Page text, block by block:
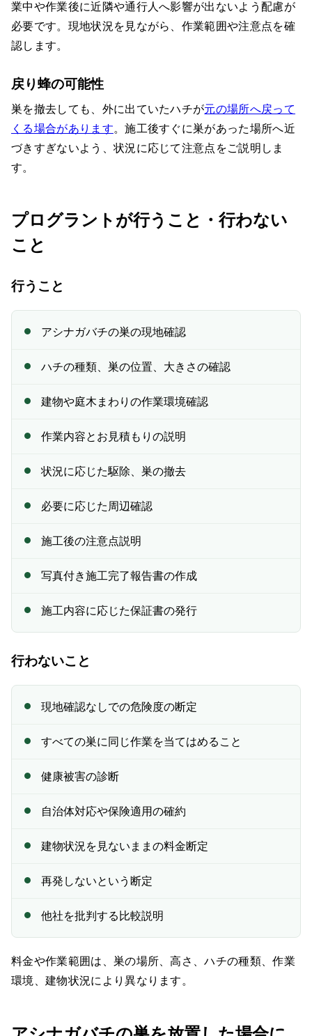
業中や作業後に近隣や通行人へ影響が出ないよう配慮が
必要です。現地状況を見ながら、作業範囲や注意点を確
認します。
戻り蜂の可能性
巣を撤去しても、外に出ていたハチが元の場所へ戻って
くる場合があります。施工後すぐに巣があった場所へ近
づきすぎないよう、状況に応じて注意点をご説明しま
す。
プログラントが行うこと・行わない
こと
行うこと
アシナガバチの巣の現地確認
ハチの種類、巣の位置、大きさの確認
建物や庭木まわりの作業環境確認
作業内容とお見積もりの説明
状況に応じた駆除、巣の撤去
必要に応じた周辺確認
施工後の注意点説明
写真付き施工完了報告書の作成
施工内容に応じた保証書の発行
行わないこと
現地確認なしでの危険度の断定
すべての巣に同じ作業を当てはめること
健康被害の診断
自治体対応や保険適用の確約
建物状況を見ないままの料金断定
再発しないという断定
他社を批判する比較説明
料金や作業範囲は、巣の場所、高さ、ハチの種類、作業
環境、建物状況により異なります。